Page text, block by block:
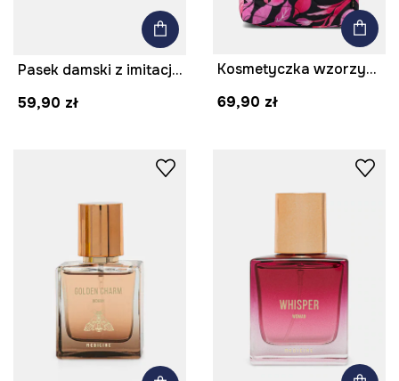
Pasek damski z imitacji skóry kolor czarny
59,90 zł
Kosmetyczka wzorzysta
69,90 zł